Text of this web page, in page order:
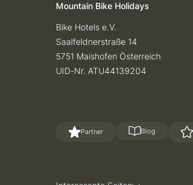
Mountain Bike Holidays
Bike Hotels e.V.
Saalfeldnerstraße 14
5751 Maishofen Österreich
UID-Nr. ATU44139204
Partner Blog